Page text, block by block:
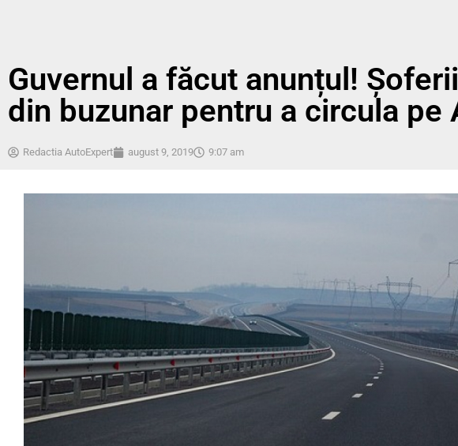
Guvernul a făcut anunțul!
din buzunar pentru a circula pe
Redactia AutoExpert august 9, 2019 9:07 am